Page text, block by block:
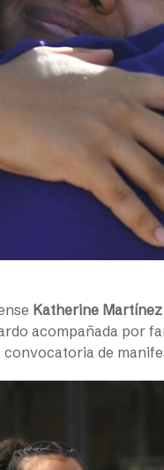
Katherine
acompañada por
de